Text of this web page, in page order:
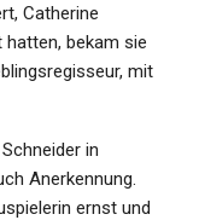
Catherine
hatten, bekam sie
mit
in
Anerkennung.
ernst und